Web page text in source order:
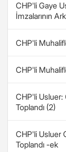
CHP'li Gaye
İmzalarının
CHP'li
CHP'li
CHP'li
Toplandı (2)
CHP'li Usluer
Toplandı -ek